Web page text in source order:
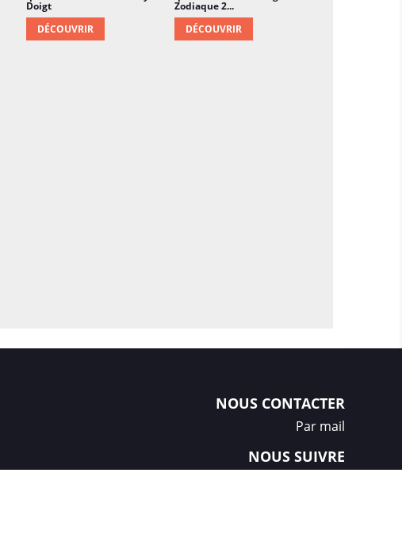
Doigt
DÉCOUVRIR
Zodiaque 2...
DÉCOUVRIR
NOUS CONTACTER
Par mail
NOUS SUIVRE